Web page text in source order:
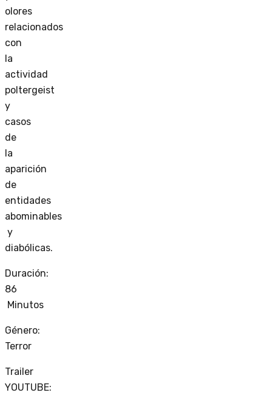
olores
relacionados
con
la
actividad
poltergeist
y
casos
de
la
aparición
de
entidades
abominables
y
diabólicas.
Duración:
86
Minutos
Género:
Terror
Trailer
YOUTUBE: